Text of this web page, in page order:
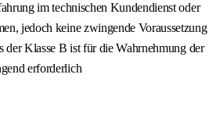
im technischen Kundendienst oder
jedoch keine zwingende Voraussetzung
der Klasse B ist für die Wahrnehmung der
erforderlich